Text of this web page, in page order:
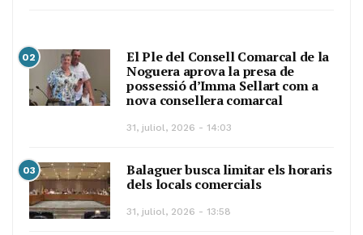
02
El Ple del Consell Comarcal de la
Noguera aprova la presa de
possessió d’Imma Sellart com a
nova consellera comarcal
31, juliol, 2026 - 14:03
03
Balaguer busca limitar els horaris
dels locals comercials
31, juliol, 2026 - 13:58